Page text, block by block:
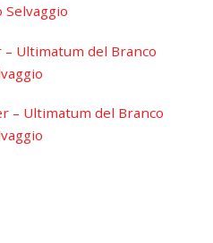
Selvaggio
Ultimatum del Branco
– Ultimatum del Branco